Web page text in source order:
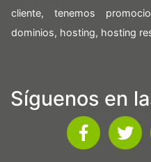
cliente, tenemos
dominios, hosting, hosting
Síguenos en